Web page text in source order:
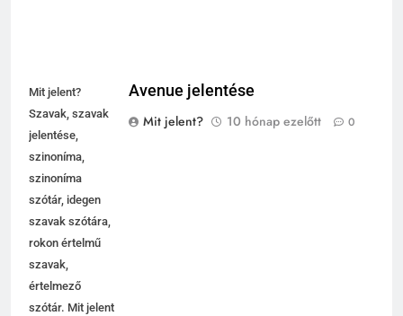
Mit jelent?
Szavak, szavak
jelentése,
szinoníma,
szinoníma
szótár, idegen
szavak szótára,
rokon értelmű
szavak,
értelmező
szótár. Mit jelent
Avenue jelentése
Mit jelent?
10 hónap ezelőtt 0